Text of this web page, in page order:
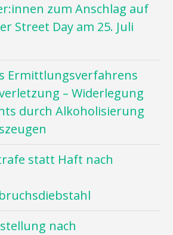
zum Anschlag auf
Street Day am 25. Juli
Ermittlungsverfahrens
– Widerlegung
durch Alkoholisierung
statt Haft nach
nach